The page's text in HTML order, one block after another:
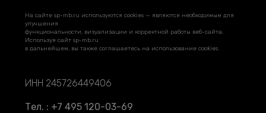
На сайте sp-mb.ru используются cookies — являются необходимым для
улучшения
функциональности, визуализации и корректной работы веб-сайта.
Используя сайт sp-mb.ru
в дальнейшем, вы также соглашаетесь на использование cookies.
ИНН 245726449406
Тел. : +7 495 120-03-69